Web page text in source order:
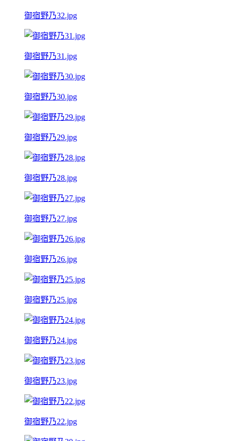
御宿野乃32.jpg
御宿野乃31.jpg
御宿野乃30.jpg
御宿野乃29.jpg
御宿野乃28.jpg
御宿野乃27.jpg
御宿野乃26.jpg
御宿野乃25.jpg
御宿野乃24.jpg
御宿野乃23.jpg
御宿野乃22.jpg